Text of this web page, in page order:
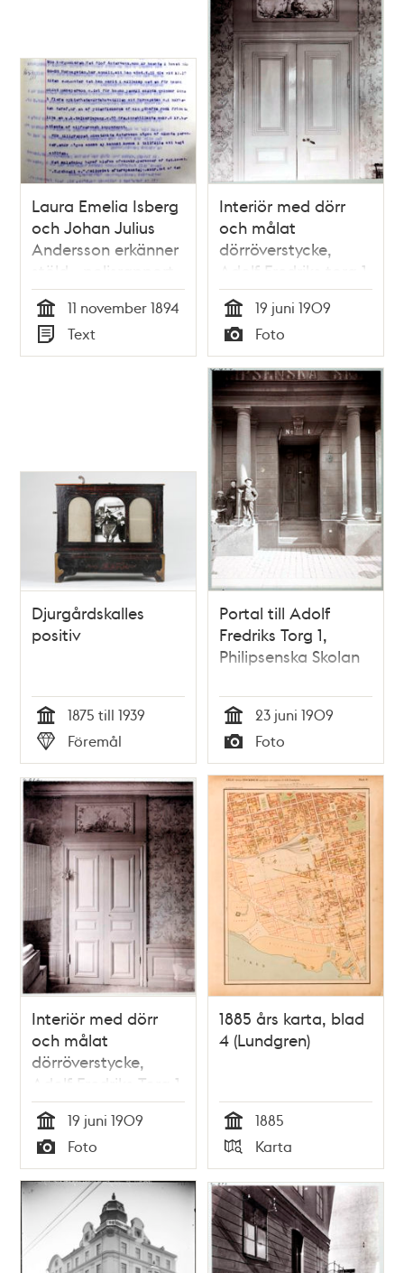
Laura Emelia Isberg
och Johan Julius
Andersson erkänner
stöld - polisrapport
1894
Tid
11 november 1894
Typ
Text
Interiör med dörr
och målat
dörröverstycke,
Adolf Fredriks torg 1
Tid
19 juni 1909
Typ
Foto
Djurgårdskalles
positiv
Tid
1875 till 1939
Typ
Föremål
Portal till Adolf
Fredriks Torg 1,
Philipsenska Skolan
Tid
23 juni 1909
Typ
Foto
Interiör med dörr
och målat
dörröverstycke,
Adolf Fredriks Torg 1
Tid
19 juni 1909
Typ
Foto
1885 års karta, blad
4 (Lundgren)
Tid
1885
Typ
Karta